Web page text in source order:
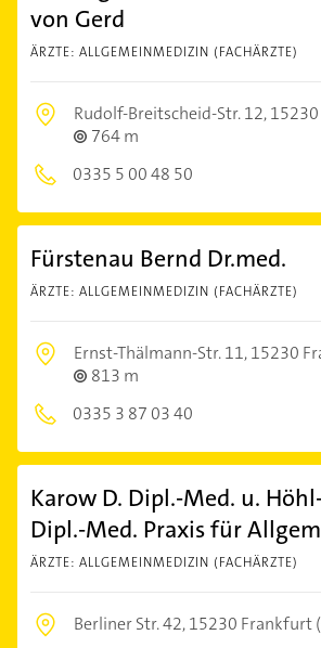
von Gerd
ÄRZTE: ALLGEMEINMEDIZIN (FACHÄRZTE)
Rudolf-Breitscheid-Str. 12,
764 m
0335 5 00 48 50
Fürstenau Bernd Dr.med.
ÄRZTE: ALLGEMEINMEDIZIN (FACHÄRZTE)
Ernst-Thälmann-Str. 11,15230
813 m
0335 3 87 03 40
Karow D. Dipl.-Med. u.
Dipl.-Med. Praxis für
ÄRZTE: ALLGEMEINMEDIZIN (FACHÄRZTE)
Berliner Str. 42,15230 Frankfurt